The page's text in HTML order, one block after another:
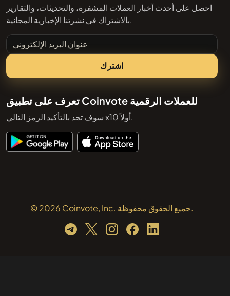
احصل على أحدث أخبار العملات المشفرة، والتحديثات، والتقارير
بالاشتراك في نشرتنا الإخبارية المجانية.
عنوان البريد الإلكتروني
اشترك
تعرف على تطبيق Coinvote للعملات الرقمية
سوف تجد بالتأكيد الرمز التالي x10 أولاً.
© 2026 Coinvote, Inc. جميع الحقوق محفوظة.